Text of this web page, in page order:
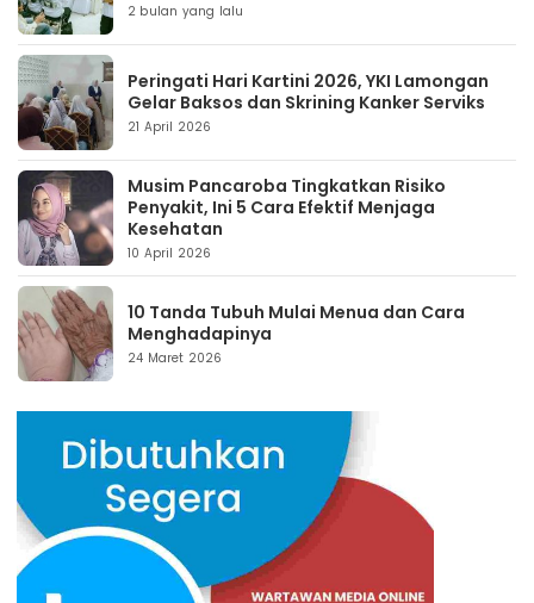
2 bulan yang lalu
Peringati Hari Kartini 2026, YKI Lamongan
Gelar Baksos dan Skrining Kanker Serviks
21 April 2026
Musim Pancaroba Tingkatkan Risiko
Penyakit, Ini 5 Cara Efektif Menjaga
Kesehatan
10 April 2026
10 Tanda Tubuh Mulai Menua dan Cara
Menghadapinya
24 Maret 2026